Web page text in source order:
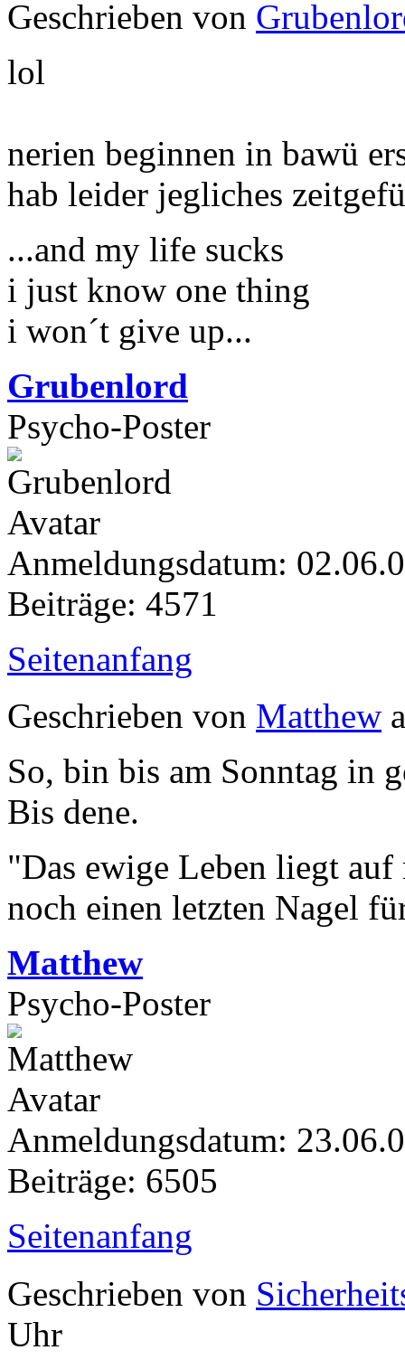
Geschrieben von
lol
nerien beginnen in bawü
hab leider jegliches
...and my life sucks
i just know one thing
i won´t give up...
Grubenlord
Psycho-Poster
Anmeldungsdatum:
Beiträge: 4571
Seitenanfang
Geschrieben von Matthew
So, bin bis am Sonntag in
Bis dene.
"Das ewige Leben liegt
noch einen letzten Nagel
Matthew
Psycho-Poster
Anmeldungsdatum:
Beiträge: 6505
Seitenanfang
Geschrieben von
Uhr